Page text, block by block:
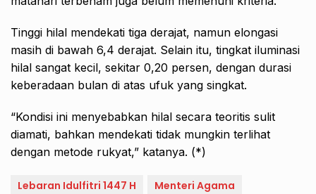
Tinggi hilal mendekati tiga derajat, namun elongasi
masih di bawah 6,4 derajat. Selain itu, tingkat iluminasi
hilal sangat kecil, sekitar 0,20 persen, dengan durasi
keberadaan bulan di atas ufuk yang singkat.
“Kondisi ini menyebabkan hilal secara teoritis sulit
diamati, bahkan mendekati tidak mungkin terlihat
dengan metode rukyat,” katanya. (*)
Lebaran Idulfitri 1447 H
Menteri Agama